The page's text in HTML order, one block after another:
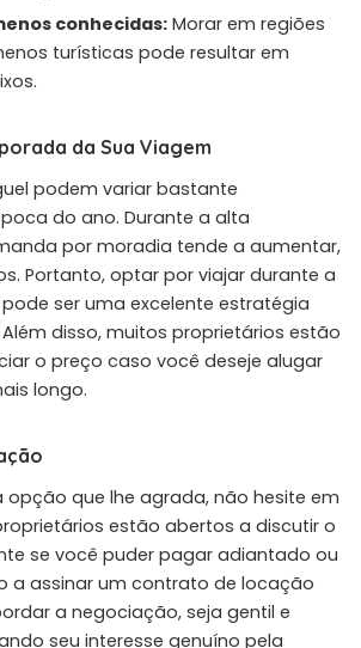
conhecidas:Morar em regiões
turísticas pode resultar em
da Sua Viagem
podem variar bastante
do ano. Durante a alta
por moradia tende a aumentar,
Portanto, optar por viajar durante a
ser uma excelente estratégia
disso, muitos proprietários estão
o preço caso você deseje alugar
longo.
opção que lhe agrada, não hesite em
estão abertos a discutir o
se você puder pagar adiantado ou
a assinar um contrato de locação
a negociação, seja gentil e
seu interesse genuíno pela